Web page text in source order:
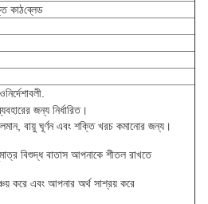
কাঠব্লেড
নির্দেশাবলী
জন্য নির্ধারিত।
বায়ু ঘূর্ণন এবং শক্তি খরচ কমানোর জন্য।
বিশুদ্ধ বাতাস আপনাকে শীতল রাখতে
করে এবং আপনার অর্থ সাশ্রয় করে